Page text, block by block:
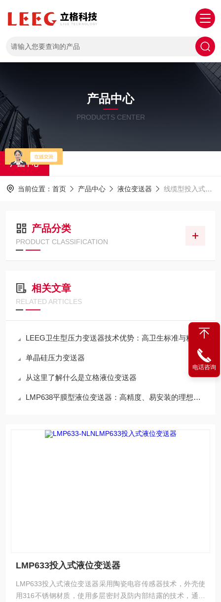
产品中心
PRODUCTS CENTER
产品中心
当前位置： 首页 产品中心 液位变送器 线缆型投入式液位变送器
产品分类
PRODUCT CLASSIFICATION
相关文章
RELATED ARTICLES
LEEG卫生型压力变送器技术优势：高卫生标准与精确测量
单晶硅压力变送器
从这里了解什么是立格液位变送器
LMP638平膜型液位变送器：高精度、易安装的理想选择
LMP633投入式液位变送器
LMP633投入式液位变送器采用陶瓷电容传感器技术，外壳使
用316不锈钢材质，使用多层密封及防内部结露的技术，通过
电话咨询